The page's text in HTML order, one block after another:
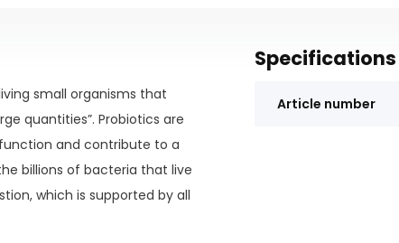
small organisms that
quantities”. Probiotics are
and contribute to a
billions of bacteria that live
which is supported by all
for a properly
Specifications
Article number